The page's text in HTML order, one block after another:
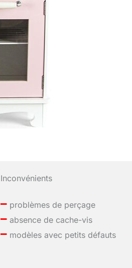
Inconvénients
– problèmes de perçage
– absence de cache-vis
– modèles avec petits défauts